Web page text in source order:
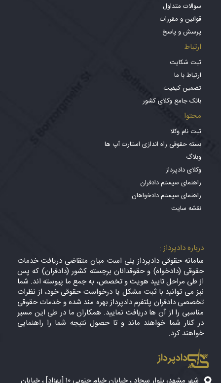
سوالات متداول
قوانین و مقررات
پرسش و پاسخ
ارتباط
ثبت شکایت
ارتباط با ما
تضمین کیفیت
بانک جامع وکلای کشور
محتوا
ثبت نام وکلا
بسته حقوقی راه اندازی استارت آپ ها
وبلاگ
وکلای دادپرداز
راهنمای سیستم دادفران
راهنمای سیستم دادخواهان
نقشه سایت
درباره دادپرداز :
سامانه حقوقی دادپرداز پلی است میان متقاضی دریافت خدمات
حقوقی (دادخواه) و حقوقدانان برجسته کشور (دادفران) که پس
از طی مراحل تایید هویت و تخصص، به جمع ما پیوسته اند. شما
نیز می توانید با ثبت مشکل یا درخواست حقوقی خود، از نظرات
تخصصی دادفران پلتفرم دادپرداز بهره مند شده و خدمات حقوقی
مناسبی را از آن ها دریافت نمایید. همکاران ما در طی این مسیر
در کنار شما خواهند ماند و تا حصول نتیجه شما را راهنمایی
خواهند کرد.
دادپرداز